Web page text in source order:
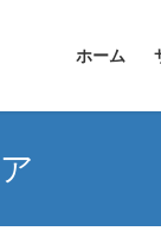
ホーム